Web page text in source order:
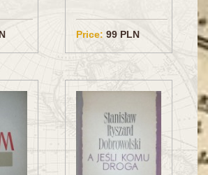
Price: 99 PLN